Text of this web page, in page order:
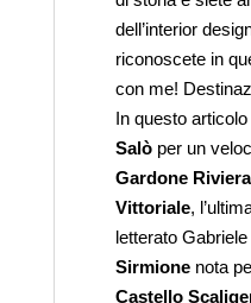
dell’interior
riconoscete in
con me!
In questo
Salòper un
Gardone Riviera
Vittoriale,
letterato
Sirmionenota
Castello